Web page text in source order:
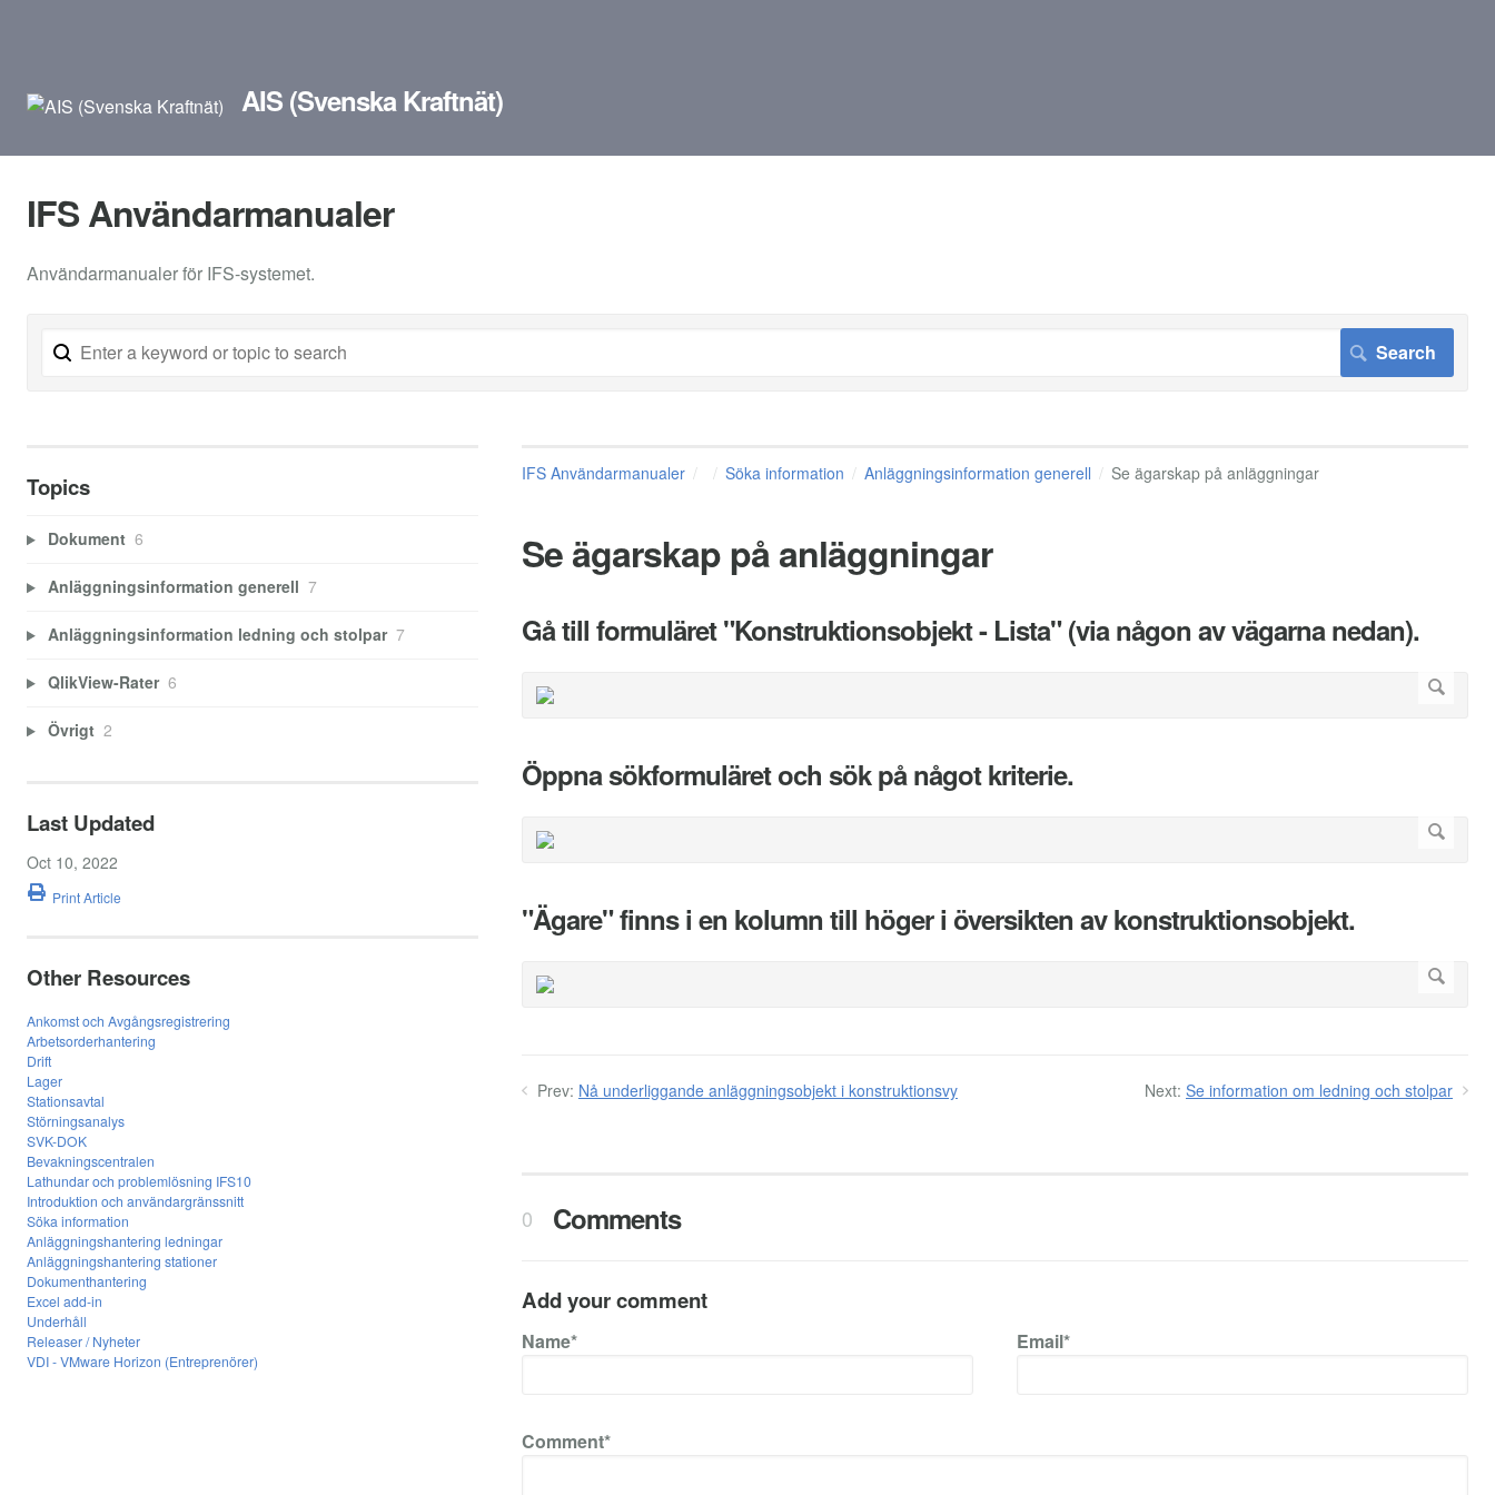
AIS (Svenska Kraftnät)
IFS Användarmanualer
Användarmanualer för IFS-systemet.
IFS Användarmanualer Söka information Anläggningsinformation generell Se ägarskap på anläggningar
Se ägarskap på anläggningar
Gå till formuläret "Konstruktionsobjekt - Lista" (via någon av vägarna nedan).
Öppna sökformuläret och sök på något kriterie.
"Ägare" finns i en kolumn till höger i översikten av konstruktionsobjekt.
Prev: Nå underliggande anläggningsobjekt i konstruktionsvy Next: Se information om ledning och stolpar
0 Comments
Add your comment
Name* Email*
Comment*
Topics
Dokument 6
Anläggningsinformation generell 7
Anläggningsinformation ledning och stolpar 7
QlikView-Rater 6
Övrigt 2
Last Updated
Oct 10, 2022
Print Article
Other Resources
Ankomst och Avgångsregistrering
Arbetsorderhantering
Drift
Lager
Stationsavtal
Störningsanalys
SVK-DOK
Bevakningscentralen
Lathundar och problemlösning IFS10
Introduktion och användargränssnitt
Söka information
Anläggningshantering ledningar
Anläggningshantering stationer
Dokumenthantering
Excel add-in
Underhåll
Releaser / Nyheter
VDI - VMware Horizon (Entreprenörer)